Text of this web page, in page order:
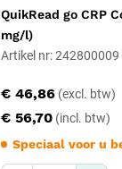
QuikRead go CRP
mg/l)
Artikel nr: 242800009
€ 56,70
€ 46,86
Speciaal voor u